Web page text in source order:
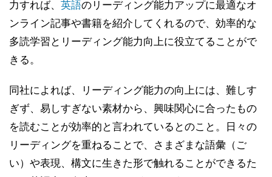
力すれば、 英語のリーディング能力アップに最適なオ
ンライン記事や書籍を紹介してくれるので、効率的な
多読学習とリーディング能力向上に役立てることがで
きる。
同社によれば、リーディング能力の向上には、難しす
ぎず、易しすぎない素材から、興味関心に合ったもの
を読むことが効率的と言われているとのこと。日々の
リーディングを重ねることで、さまざまな語彙（ご
い）や表現、構文に生きた形で触れることができるた